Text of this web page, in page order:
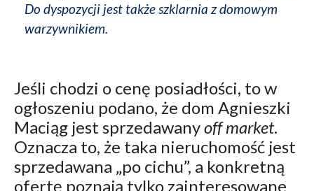
Do dyspozycji jest także szklarnia z domowym
warzywnikiem.
Jeśli chodzi o cenę posiadłości, to w
ogłoszeniu podano, że dom Agnieszki
Maciąg jest sprzedawanyoff market.
Oznacza to, że taka nieruchomość jest
sprzedawana „po cichu”, a konkretną
ofertę poznają tylko zainteresowane